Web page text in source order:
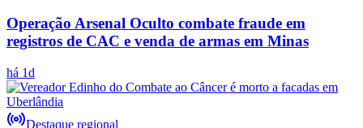
Operação Arsenal Oculto combate fraude em
registros de CAC e venda de armas em Minas
há 1d
Destaque regional